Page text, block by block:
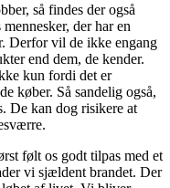
så findes der også
der har en
Derfor vil de ikke engang
end dem, de kender.
kun fordi det er
køber. Så sandelig også,
De kan dog risikere at
følt os godt tilpas med et
vi sjældent brandet. Der